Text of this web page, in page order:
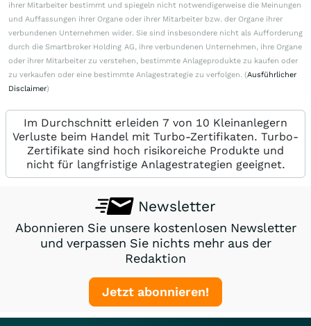
ihrer Mitarbeiter bestimmt und spiegeln nicht notwendigerweise die Meinungen
und Auffassungen ihrer Organe oder ihrer Mitarbeiter bzw. der Organe ihrer
verbundenen Unternehmen wider. Sie sind insbesondere nicht als Aufforderung
durch die Smartbroker Holding AG, ihre verbundenen Unternehmen, ihre Organe
oder ihrer Mitarbeiter zu verstehen, bestimmte Anlageprodukte zu kaufen oder
zu verkaufen oder eine bestimmte Anlagestrategie zu verfolgen. (Ausführlicher
Disclaimer)
Im Durchschnitt erleiden 7 von 10 Kleinanlegern
Verluste beim Handel mit Turbo-Zertifikaten. Turbo-
Zertifikate sind hoch risikoreiche Produkte und
nicht für langfristige Anlagestrategien geeignet.
Newsletter
Abonnieren Sie unsere kostenlosen Newsletter
und verpassen Sie nichts mehr aus der
Redaktion
Jetzt abonnieren!